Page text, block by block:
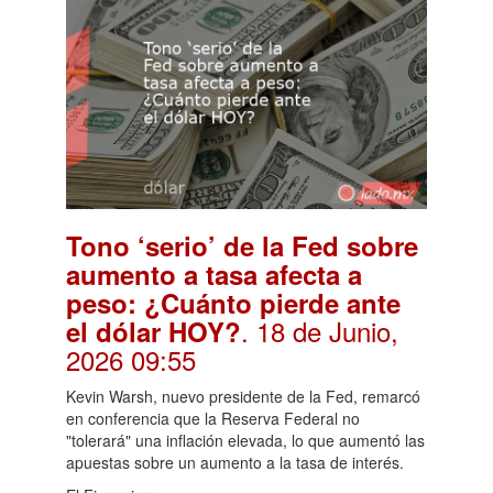
Tono ‘serio’ de la Fed sobre
aumento a tasa afecta a
peso: ¿Cuánto pierde ante
el dólar HOY?. 18 de Junio,
2026 09:55
Kevin Warsh, nuevo presidente de la Fed, remarcó
en conferencia que la Reserva Federal no
"tolerará" una inflación elevada, lo que aumentó las
apuestas sobre un aumento a la tasa de interés.